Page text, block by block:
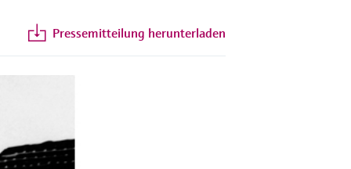
Pressemitteilung herunterladen